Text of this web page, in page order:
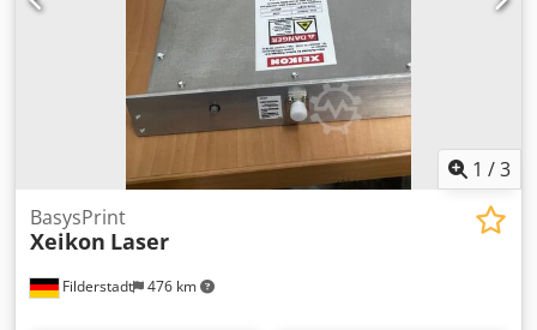
1 /3
Filderstadt 476 km
BasysPrint
Xeikon Laser